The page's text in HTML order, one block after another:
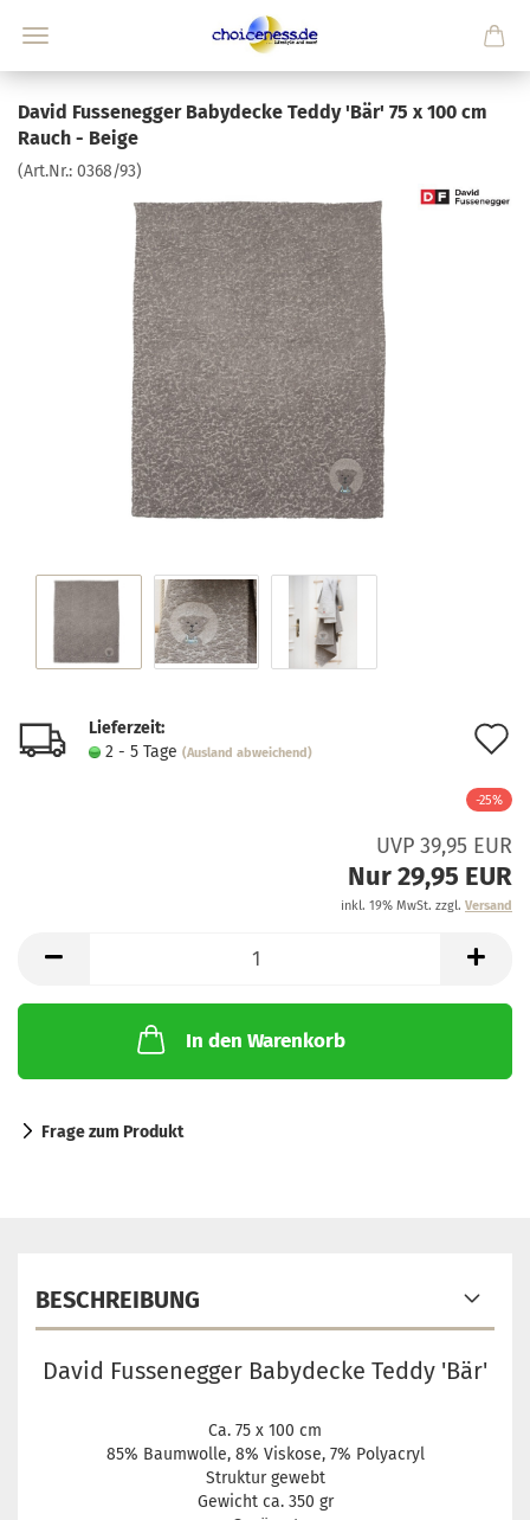
David Fussenegger Babydecke Teddy 'Bär' 75 x 100 cm
Rauch - Beige
(Art.Nr.: 0368/93)
Lieferzeit:
2 - 5 Tage (Ausland abweichend)
-25%
UVP 39,95 EUR
Nur 29,95 EUR
inkl. 19% MwSt. zzgl. Versand
In den Warenkorb
Frage zum Produkt
BESCHREIBUNG
David Fussenegger Babydecke Teddy 'Bär'
Ca. 75 x 100 cm
85% Baumwolle, 8% Viskose, 7% Polyacryl
Struktur gewebt
Gewicht ca. 350 gr